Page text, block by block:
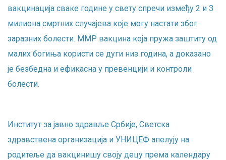
вакцинација сваке године у свету спречи између 2 и 3
милиона смртних случајева које могу настати због
заразних болести. ММР вакцина која пружа заштиту од
малих богиња користи се дуги низ година, а доказано
је безбедна и ефикасна у превенцији и контроли
болести.
Институт за јавно здравље Србије, Светска
здравствена организација и УНИЦЕФ апелују на
родитеље да вакцинишу своју децу према календару